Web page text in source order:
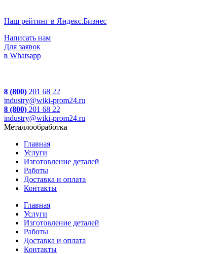
Наш рейтинг в Яндекс.Бизнес
Написать нам
Для заявок
в Whatsapp
8 (800) 201 68 22
industry@wiki-prom24.ru
8 (800) 201 68 22
industry@wiki-prom24.ru
Металлообработка
Главная
Услуги
Изготовление деталей
Работы
Доставка и оплата
Контакты
Главная
Услуги
Изготовление деталей
Работы
Доставка и оплата
Контакты